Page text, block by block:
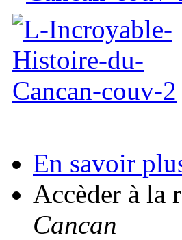
En savoir
Accèder à la
Cancan